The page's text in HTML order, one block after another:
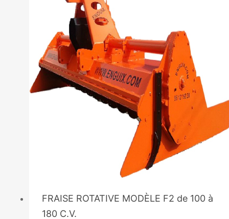
FRAISE ROTATIVE MODÈLE F2 de 100 à
180 C.V.